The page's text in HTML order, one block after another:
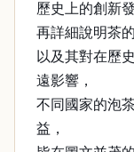
歷史上的創新發
再詳細說明茶
以及其對在歷
遠影響，
不同國家的泡
益，